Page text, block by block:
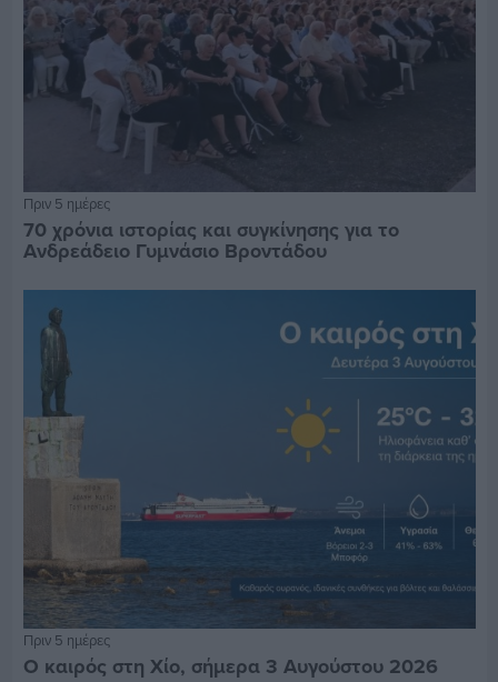
Πριν 5 ημέρες
70 χρόνια ιστορίας και συγκίνησης για το
Ανδρεάδειο Γυμνάσιο Βροντάδου
Πριν 5 ημέρες
Ο καιρός στη Χίο, σήμερα 3 Αυγούστου 2026